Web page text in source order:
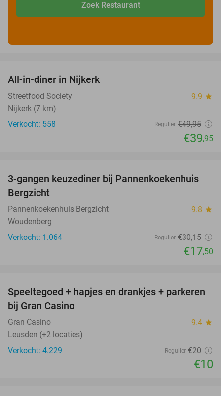
Zoek Restaurant
All-in-diner in Nijkerk
Streetfood Society 9.9 star
Nijkerk (7 km)
Verkocht: 558
Regulier €49,95
€39,95
42%
3-gangen keuzediner bij Pannenkoekenhuis
Bergzicht
Pannenkoekenhuis Bergzicht 9.8 star
Woudenberg
Verkocht: 1.064
Regulier €30,15
€17,50
50%
Speeltegoed + hapjes en drankjes + parkeren
bij Gran Casino
Gran Casino 9.4 star
Leusden (+2 locaties)
Verkocht: 4.229
Regulier €20
€10